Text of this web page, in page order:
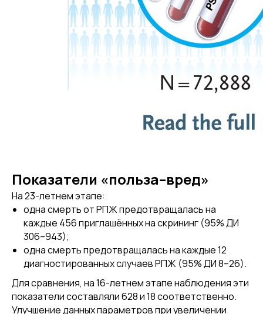
Показатели «польза–вред»
На 23-летнем этапе:
одна смерть от РПЖ предотвращалась на
каждые 456 приглашённых на скрининг (95% ДИ
306–943);
одна смерть предотвращалась на каждые 12
диагностированных случаев РПЖ (95% ДИ 8–26).
Для сравнения, на 16-летнем этапе наблюдения эти
показатели составляли 628 и 18 соответственно.
Улучшение данных параметров при увеличении